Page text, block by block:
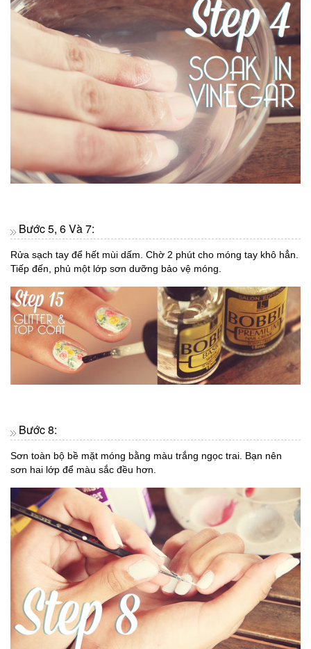
Bước 5, 6 Và 7:
Rửa sạch tay để hết mùi dấm. Chờ 2 phút cho móng tay khô hẳn.
Tiếp đến, phủ một lớp sơn dưỡng bảo vệ móng.
Bước 8:
Sơn toàn bộ bề mặt móng bằng màu trắng ngọc trai. Bạn nên
sơn hai lớp để màu sắc đều hơn.